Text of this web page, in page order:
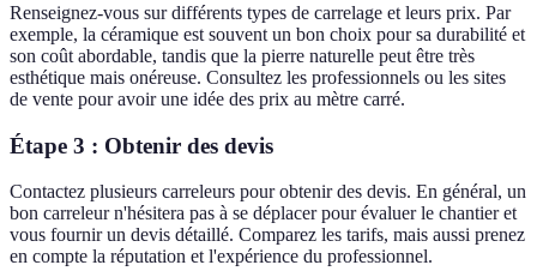
Renseignez-vous sur différents types de carrelage et leurs prix. Par
exemple, la céramique est souvent un bon choix pour sa durabilité et
son coût abordable, tandis que la pierre naturelle peut être très
esthétique mais onéreuse. Consultez les professionnels ou les sites
de vente pour avoir une idée des prix au mètre carré.
Étape 3 : Obtenir des devis
Contactez plusieurs carreleurs pour obtenir des devis. En général, un
bon carreleur n'hésitera pas à se déplacer pour évaluer le chantier et
vous fournir un devis détaillé. Comparez les tarifs, mais aussi prenez
en compte la réputation et l'expérience du professionnel.